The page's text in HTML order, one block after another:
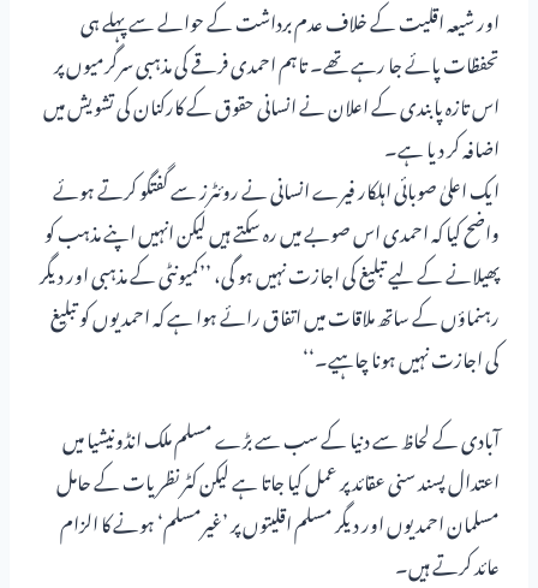
اور شیعہ اقلیت کے خلاف عدم برداشت کے حوالے سے پہلے ہی
تحفظات پائے جا رہے تھے۔ تاہم احمدی فرقے کی مذہبی سرگرمیوں پر
اس تازہ پابندی کے اعلان نے انسانی حقوق کے کارکنان کی تشویش میں
اضافہ کر دیا ہے۔
ایک اعلیٰ صوبائی اہلکار فیرے انسانی نے روئٹرز سے گفتگو کرتے ہوئے
واضح کیا کہ احمدی اس صوبے میں رہ سکتے ہیں لیکن انہیں اپنے مذہب کو
پھیلانے کے لیے تبلیغ کی اجازت نہیں ہو گی، ’’کمیونٹی کے مذہبی اور دیگر
رہنماؤں کے ساتھ ملاقات میں اتفاق رائے ہوا ہے کہ احمدیوں کو تبلیغ
کی اجازت نہیں ہونا چاہیے۔‘‘
آبادی کے لحاظ سے دنیا کے سب سے بڑے مسلم ملک انڈونیشیا میں
اعتدال پسند سنی عقائد پر عمل کیا جاتا ہے لیکن کٹر نظریات کے حامل
مسلمان احمدیوں اور دیگر مسلم اقلیتوں پر ’غیرمسلم‘ ہونے کا الزام
عائد کرتے ہیں۔